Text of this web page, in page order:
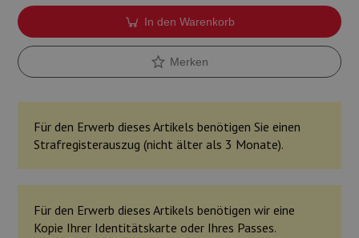
In den Warenkorb
Merken
Für den Erwerb dieses Artikels benötigen Sie einen
Strafregisterauszug (nicht älter als 3 Monate).
Für den Erwerb dieses Artikels benötigen wir eine
Kopie Ihrer Identitätskarte oder Ihres Passes.